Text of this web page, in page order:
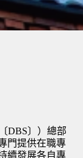
〔DBS〕）總部
門提供在職專
續發展各自專